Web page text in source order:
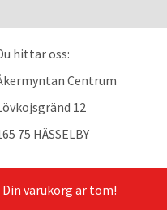
hittar oss:
Centrum
12
75 HÄSSELBY
Din varukorg är tom!